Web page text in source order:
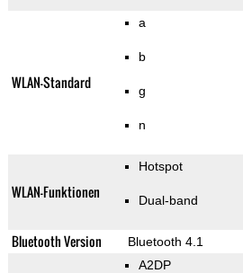
WLAN-Standard
a
b
g
n
WLAN-Funktionen
Hotspot
Dual-band
Bluetooth Version
Bluetooth 4.1
A2DP